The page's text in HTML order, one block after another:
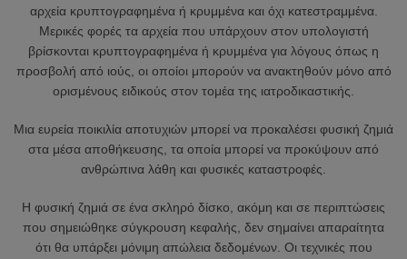
αρχεία κρυπτογραφημένα ή κρυμμένα και όχι κατεστραμμένα.
Μερικές φορές τα αρχεία που υπάρχουν στον υπολογιστή
βρίσκονται κρυπτογραφημένα ή κρυμμένα για λόγους όπως η
προσβολή από ιούς, οι οποίοι μπορούν να ανακτηθούν μόνο από
ορισμένους ειδικούς στον τομέα της ιατροδικαστικής.
Μια ευρεία ποικιλία αποτυχιών μπορεί να προκαλέσει φυσική ζημιά
στα μέσα αποθήκευσης, τα οποία μπορεί να προκύψουν από
ανθρώπινα λάθη και φυσικές καταστροφές.
Η φυσική ζημιά σε ένα σκληρό δίσκο, ακόμη και σε περιπτώσεις
που σημειώθηκε σύγκρουση κεφαλής, δεν σημαίνει απαραίτητα
ότι θα υπάρξει μόνιμη απώλεια δεδομένων. Οι τεχνικές που